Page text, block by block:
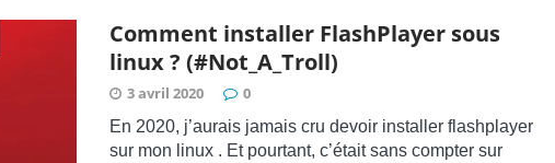
Comment installer FlashPlayer sous
linux ? (#Not_A_Troll)
3 avril 2020 0
En 2020, j’aurais jamais cru devoir installer flashplayer
sur mon linux . Et pourtant, c’était sans compter sur